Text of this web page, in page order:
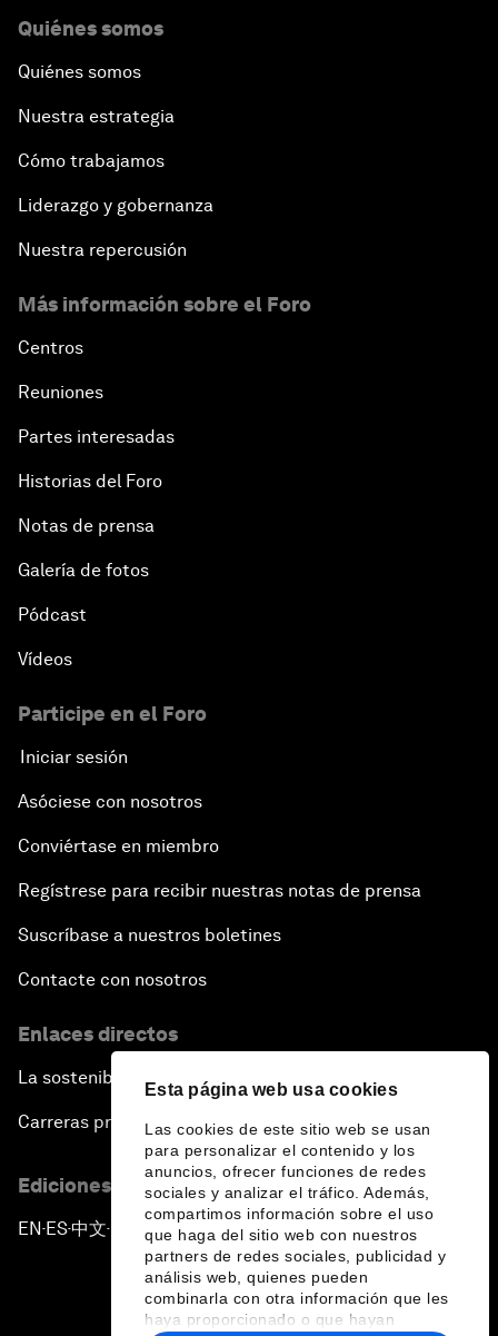
Esta página web usa cookies
Las cookies de este sitio web se usan
para personalizar el contenido y los
anuncios, ofrecer funciones de redes
sociales y analizar el tráfico. Además,
compartimos información sobre el uso
que haga del sitio web con nuestros
partners de redes sociales, publicidad y
análisis web, quienes pueden
combinarla con otra información que les
haya proporcionado o que hayan
Quiénes somos
Quiénes somos
Nuestra estrategia
Cómo trabajamos
Liderazgo y gobernanza
Nuestra repercusión
Más información sobre el Foro
Centros
Reuniones
Partes interesadas
Historias del Foro
Notas de prensa
Galería de fotos
Pódcast
Vídeos
Participe en el Foro
Iniciar sesión
Asóciese con nosotros
Conviértase en miembro
Regístrese para recibir nuestras notas de prensa
Suscríbase a nuestros boletines
Contacte con nosotros
Enlaces directos
La sostenibilidad en el Foro
Carreras profesionales
Ediciones en otros idiomas
EN ▪ES▪中文▪ 日本語